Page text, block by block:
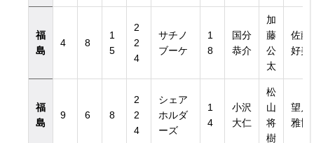
福
島
4 8
1
5
2
2
4
サチノ
ブーケ
1
8
国分
恭介
加
藤
公
太
佐藤
好美
福
島
9 6 8
2
2
4
シェア
ホルダ
ーズ
1
4
小沢
大仁
松
山
将
樹
望月
雅博